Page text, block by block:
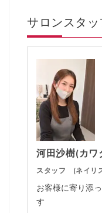
サロンスタッ
河田沙樹(カワ
スタッフ (ネイリ
お客様に寄り添
す